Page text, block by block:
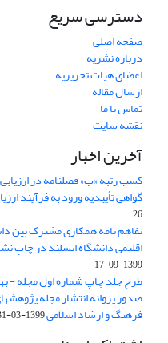
دسترسی سریع
صفحه اصلی
درباره نشریه
اعضای هیات تحریریه
ارسال مقاله
تماس با ما
نقشه سایت
آخرین اخبار
کسب رتبه «ب» فصلنامه در
گواهی تأییدیه ورود به فرآیند
26
تفاهم نامه همکاری مشترک بین
اقلیمی دانشگاه ایسلند در چاپ
1399-09-17
طرح جلد چاپ شماره اول مجله - بهار
صدور پروانه انتشار مجله
فرهنگ و ارشاد اسلامی1399-03-31